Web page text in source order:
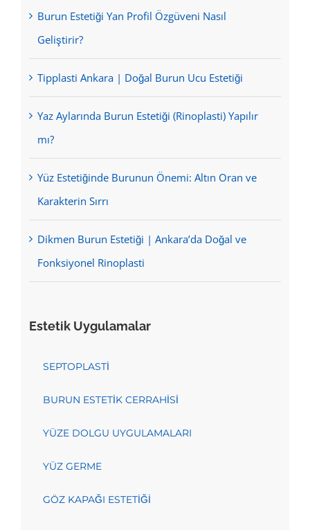
Burun Estetiği Yan Profil Özgüveni Nasıl
Geliştirir?
Tipplasti Ankara | Doğal Burun Ucu Estetiği
Yaz Aylarında Burun Estetiği (Rinoplasti) Yapılır
mı?
Yüz Estetiğinde Burunun Önemi: Altın Oran ve
Karakterin Sırrı
Dikmen Burun Estetiği | Ankara’da Doğal ve
Fonksiyonel Rinoplasti
Estetik Uygulamalar
SEPTOPLASTİ
BURUN ESTETİK CERRAHİSİ
YÜZE DOLGU UYGULAMALARI
YÜZ GERME
GÖZ KAPAĞI ESTETİĞİ